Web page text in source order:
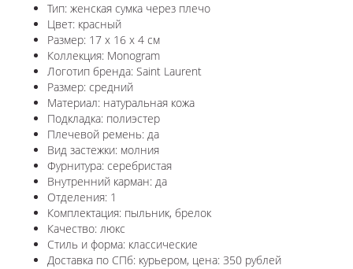
Тип: женская сумка через плечо
Цвет: красный
Размер: 17 х 16 х 4 см
Коллекция: Monogram
Логотип бренда: Saint Laurent
Размер: средний
Материал: натуральная кожа
Подкладка: полиэстер
Плечевой ремень: да
Вид застежки: молния
Фурнитура: серебристая
Внутренний карман: да
Отделения: 1
Комплектация: пыльник, брелок
Качество: люкс
Стиль и форма: классические
Доставка по СПб: курьером, цена: 350 рублей